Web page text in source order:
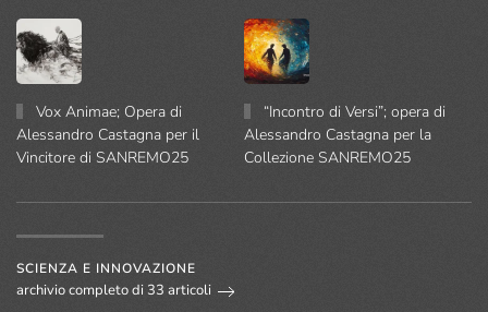
Vox Animae; Opera di
Alessandro Castagna per il
Vincitore di SANREMO25
“Incontro di Versi”; opera di
Alessandro Castagna per la
Collezione SANREMO25
SCIENZA E INNOVAZIONE
archivio completo di 33 articoli